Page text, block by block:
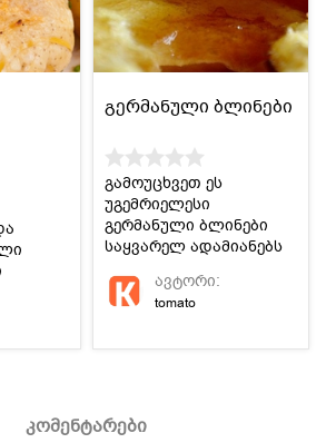
გერმანული ბლინები
გამოუცხვეთ ეს
უგემრიელესი
გერმანული ბლინები
საყვარელ ადამიანებს
მთავარი – ზრუნვა.
ავტორი:
tomato
კომენტარები